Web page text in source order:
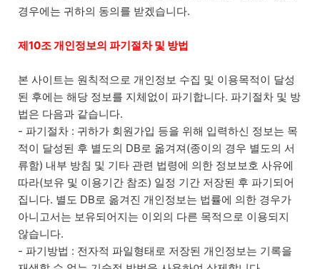
경우에는 귀하의 동의를 받겠습니다.
제10조 개인정보의 파기절차 및 방법
본 사이트는 원칙적으로 개인정보 수집 및 이용목적이 달성
된 후에는 해당 정보를 지체없이 파기합니다. 파기절차 및 방
법은 다음과 같습니다.
- 파기절차 : 귀하가 회원가입 등을 위해 입력하신 정보는 목
적이 달성된 후 별도의 DB로 옮겨져(종이의 경우 별도의 서
류함) 내부 방침 및 기타 관련 법령에 의한 정보보호 사유에
따라(보유 및 이용기간 참조) 일정 기간 저장된 후 파기되어
집니다. 별도 DB로 옮겨진 개인정보는 법률에 의한 경우가
아니고서는 보유되어지는 이외의 다른 목적으로 이용되지
않습니다.
- 파기방법 : 전자적 파일형태로 저장된 개인정보는 기록을